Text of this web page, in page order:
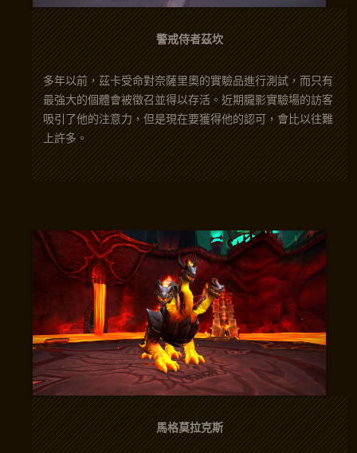
警戒侍者茲坎
多年以前，茲卡受命對奈薩里奧的實驗品進行測試，而只有
最強大的個體會被徵召並得以存活。近期朧影實驗場的訪客
吸引了他的注意力，但是現在要獲得他的認可，會比以往難
上許多。
馬格莫拉克斯